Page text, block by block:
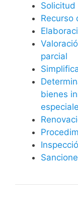
Recurso
parcial
bienes